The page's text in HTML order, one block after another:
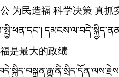
为民造福 科学决策 真抓
是最大的政绩